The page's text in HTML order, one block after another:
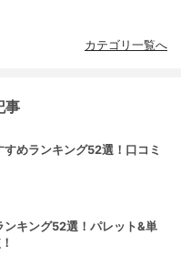
カテゴリ一覧へ
事
めランキング52選！口コミ
ンキング52選！パレット&単